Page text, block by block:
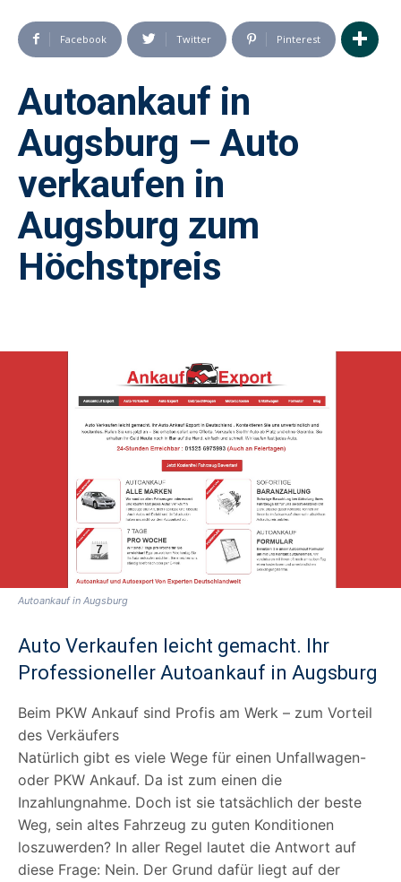
Facebook Twitter Pinterest
Autoankauf in
Augsburg – Auto
verkaufen in
Augsburg zum
Höchstpreis
Autoankauf in Augsburg
Auto Verkaufen leicht gemacht. Ihr
Professioneller Autoankauf in Augsburg
Beim PKW Ankauf sind Profis am Werk – zum Vorteil
des Verkäufers
Natürlich gibt es viele Wege für einen Unfallwagen-
oder PKW Ankauf. Da ist zum einen die
Inzahlungnahme. Doch ist sie tatsächlich der beste
Weg, sein altes Fahrzeug zu guten Konditionen
loszuwerden? In aller Regel lautet die Antwort auf
diese Frage: Nein. Der Grund dafür liegt auf der